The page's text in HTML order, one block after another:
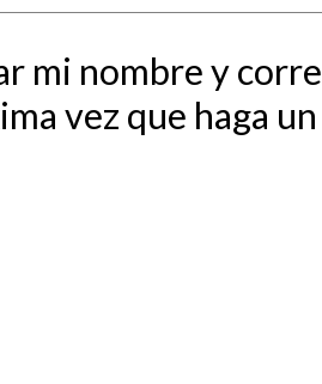
mi nombre y
vez que haga